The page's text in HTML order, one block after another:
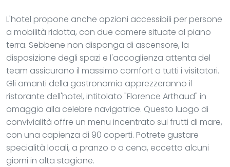
L'hotel propone anche opzioni accessibili per persone
a mobilità ridotta, con due camere situate al piano
terra. Sebbene non disponga di ascensore, la
disposizione degli spazi e l'accoglienza attenta del
team assicurano il massimo comfort a tutti i visitatori.
Gli amanti della gastronomia apprezzeranno il
ristorante dell'hotel, intitolato "Florence Arthaud" in
omaggio alla celebre navigatrice. Questo luogo di
convivialità offre un menu incentrato sui frutti di mare,
con una capienza di 90 coperti. Potrete gustare
specialità locali, a pranzo o a cena, eccetto alcuni
giorni in alta stagione.